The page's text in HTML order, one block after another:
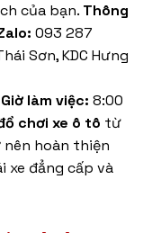
của bạn. Thông
093 287
Sơn, KDC Hưng
Giờ làm việc: 8:00
chơi xe ô tô từ
nên hoàn thiện
xe đẳng cấp và